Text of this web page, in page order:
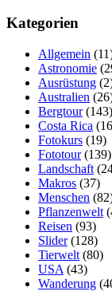
Kategorien
Allgemein
Astronomie
Ausrüstung
Australien
Bergtour(143)
Costa Rica
Fotokurs (19)
Fototour(139)
Landschaft
Makros (37)
Menschen
Pflanzenwelt
Reisen (93)
Slider(128)
Tierwelt (80)
USA (43)
Wanderung